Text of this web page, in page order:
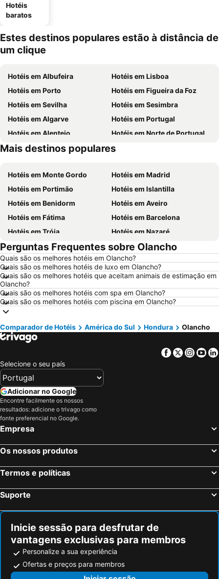
Hotéis
baratos
Estes destinos populares estão à distância de
um clique
Hotéis em Albufeira
Hotéis em Lisboa
Hotéis em Porto
Hotéis em Figueira da Foz
Hotéis em Sevilha
Hotéis em Sesimbra
Hotéis em Algarve
Hotéis em Portugal
Hotéis em Alentejo
Hotéis em Norte de Portugal
Hotéis em Madeira
Hotéis em Espanha
Mais destinos populares
Hotéis em Monte Gordo
Hotéis em Madrid
Hotéis em Portimão
Hotéis em Islantilla
Hotéis em Benidorm
Hotéis em Aveiro
Hotéis em Fátima
Hotéis em Barcelona
Hotéis em Tróia
Hotéis em Nazaré
Hotéis em Évora
Hotéis em Peniche
Hotéis em Porto Santo
Hotéis em Isla Canela
Hotéis em Sangenjo
Hotéis em Vila Nova de Milfontes
Hotéis em Vilamoura
Hotéis em Vigo
Hotéis em Roma
Hotéis em Centro de Portugal
Hotéis em Maiorca
Hotéis em Andaluzia
Hotéis em Minorca
Hotéis em Ilha do Sal
Hotéis em Galiza
Hotéis em Douro
Hotéis em Serra da Estrela
Hotéis em Costa do Sol
Hotéis em Tenerife
Hotéis em São Miguel
Perguntas Frequentes sobre Olancho
Quais são os melhores hotéis em Olancho?
Quais são os melhores hotéis de luxo em Olancho?
Quais são os melhores hotéis que aceitam animais de estimação em
Olancho?
Quais são os melhores hotéis com spa em Olancho?
Quais são os melhores hotéis com piscina em Olancho?
Comparador de Hotéis América do Sul Hondura Olancho
Facebook
Twitter
Selecione o seu país
Adicionar no Google
Encontre facilmente os nossos
resultados: adicione o trivago como
fonte preferencial no Google.
Empresa
Os nossos produtos
Termos e políticas
Suporte
Inicie sessão para desfrutar de
vantagens exclusivas para membros
Personalize a sua experiência
Ofertas e preços para membros